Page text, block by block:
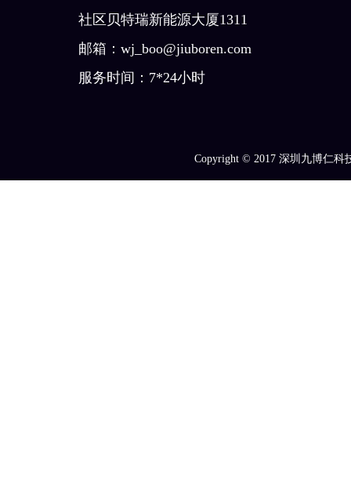
Copyright © 2017 深圳九博仁科
社区贝特瑞新能源大厦1311
邮箱：wj_boo@jiuboren.com
服务时间：7*24小时